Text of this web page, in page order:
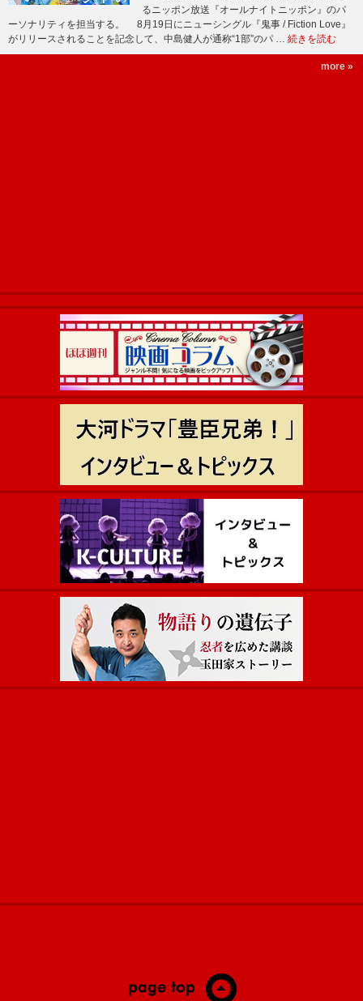
るニッポン放送『オールナイトニッポン』のパ
ーソナリティを担当する。 8月19日にニューシングル『鬼事 / Fiction Love』
がリリースされることを記念して、中島健人が通称“1部”のパ … 続きを読む
more »